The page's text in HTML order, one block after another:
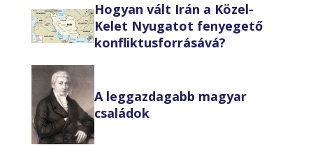
Hogyan vált Irán a Közel-
Kelet Nyugatot fenyegető
konfliktusforrásává?
A leggazdagabb magyar
családok